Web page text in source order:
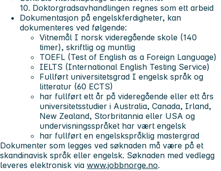
10. Doktorgradsavhandlingen regnes som ett arbeid
Dokumentasjon på engelskferdigheter, kan
dokumenteres ved følgende:
Vitnemål I norsk videregående skole (140
timer), skriftlig og muntlig
TOEFL (Test of English as a Foreign Language)
IELTS (International English Testing Service)
Fullført universitetsgrad I engelsk språk og
litteratur (60 ECTS)
har fullført ett år på videregående eller ett års
universitetsstudier i Australia, Canada, Irland,
New Zealand, Storbritannia eller USA og
undervisningsspråket har vært engelsk
har fullført en engelskspråklig mastergrad
Dokumenter som legges ved søknaden må være på et
skandinavisk språk eller engelsk. Søknaden med vedlegg
leveres elektronisk via www.jobbnorge.no.